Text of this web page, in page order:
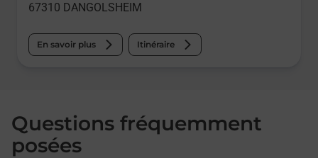
67310 DANGOLSHEIM
En savoir plus Itinéraire
Questions fréquemment
posées